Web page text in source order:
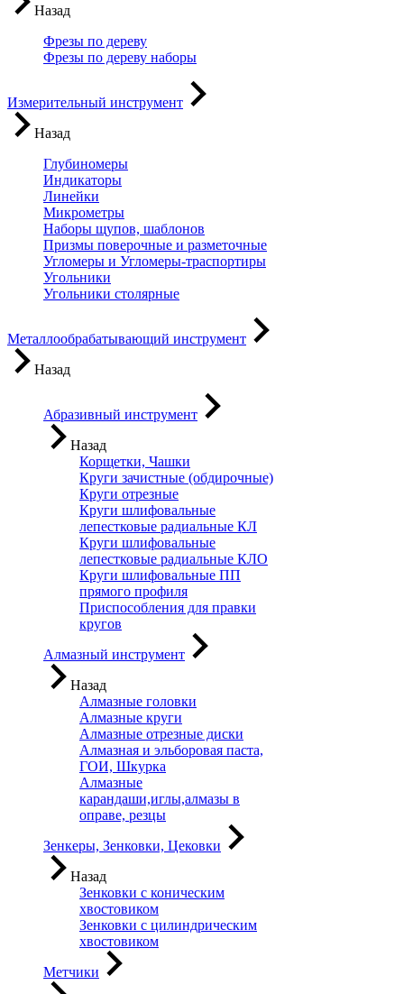
Назад
Фрезы по дереву
Фрезы по дереву наборы
Измерительный инструмент
Назад
Глубиномеры
Индикаторы
Линейки
Микрометры
Наборы щупов, шаблонов
Призмы поверочные и разметочные
Угломеры и Угломеры-траспортиры
Угольники
Угольники столярные
Металлообрабатывающий инструмент
Назад
Абразивный инструмент
Назад
Корщетки, Чашки
Круги зачистные (обдирочные)
Круги отрезные
Круги шлифовальные
лепестковые радиальные КЛ
Круги шлифовальные
лепестковые радиальные КЛО
Круги шлифовальные ПП
прямого профиля
Приспособления для правки
кругов
Алмазный инструмент
Назад
Алмазные головки
Алмазные круги
Алмазные отрезные диски
Алмазная и эльборовая паста,
ГОИ, Шкурка
Алмазные
карандаши,иглы,алмазы в
оправе, резцы
Зенкеры, Зенковки, Цековки
Назад
Зенковки с коническим
хвостовиком
Зенковки с цилиндрическим
хвостовиком
Метчики